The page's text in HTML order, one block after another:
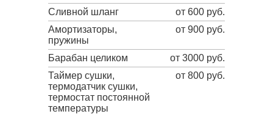
Сливной шланг
от 600 руб.
Амортизаторы,
пружины
от 900 руб.
Барабан целиком
от 3000 руб.
Таймер сушки,
термодатчик сушки,
термостат постоянной
температуры
от 800 руб.